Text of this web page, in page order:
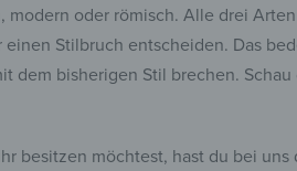
oder römisch. Alle drei
Stilbruch entscheiden. Das
dem bisherigen Stil brechen.
besitzen möchtest, hast du bei uns